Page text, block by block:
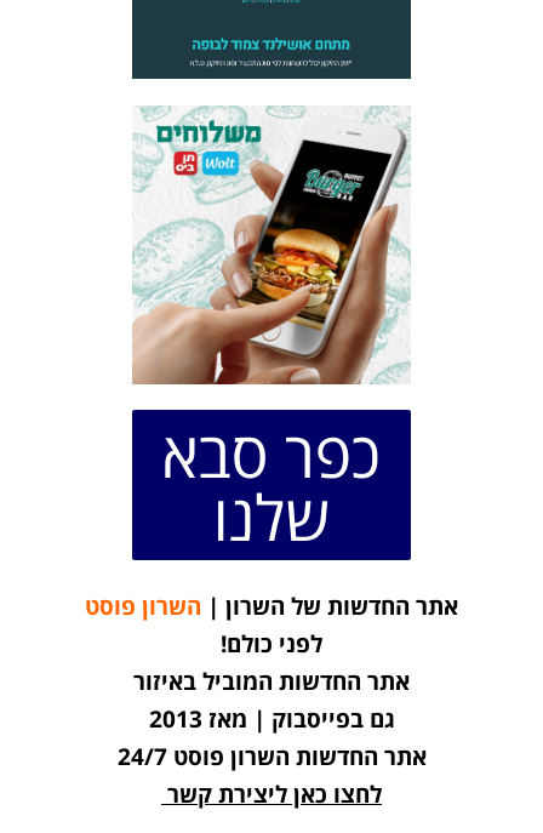
כפר סבא
שלנו
אתר החדשות של השרון | השרון פוסט
לפני כולם!
אתר החדשות המוביל באיזור
גם בפייסבוק | מאז 2013
אתר החדשות השרון פוסט 24/7
לחצו כאן ליצירת קשר